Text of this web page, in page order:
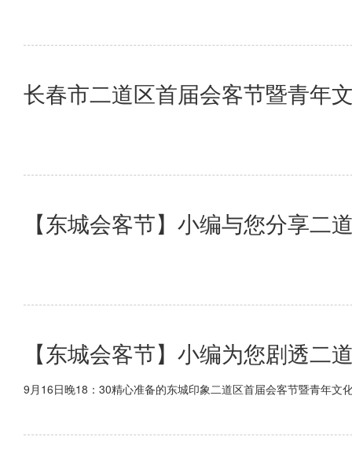
长春市二道区首届会客节暨青年
【东城会客节】小编与您分享二
【东城会客节】小编为您剧透二
9月16日晚18：30精心准备的东城印象二道区首届会客节暨青年